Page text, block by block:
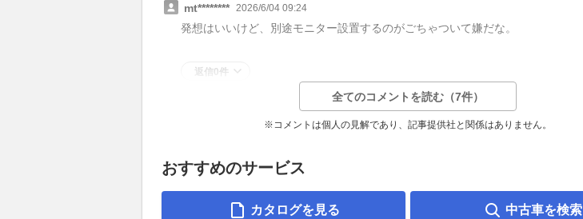
mt******** 2026/6/04 09:24
発想はいいけど、別途モニター設置するのがごちゃついて嫌だな。
返信0件
全てのコメントを読む（7件）
※コメントは個人の見解であり、記事提供社と関係はありません。
おすすめのサービス
カタログを見る 中古車を検索